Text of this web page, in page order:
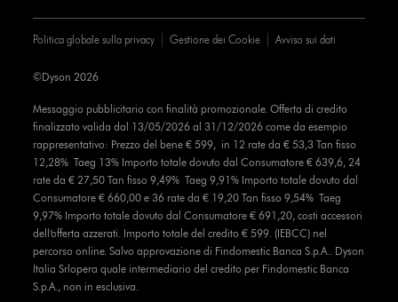
Politica globale sulla privacy Gestione dei Cookie Avviso sui dati
Messaggio pubblicitario con finalità promozionale. Offerta di credito
finalizzato valida dal 13/05/2026 al 31/12/2026 come da esempio
rappresentativo: Prezzo del bene € 599, in 12 rate da € 53,3 Tan fisso
12,28% Taeg 13% Importo totale dovuto dal Consumatore € 639,6, 24
rate da € 27,50 Tan fisso 9,49% Taeg 9,91% Importo totale dovuto dal
Consumatore € 660,00 e 36 rate da € 19,20 Tan fisso 9,54% Taeg
9,97% Importo totale dovuto dal Consumatore € 691,20, costi accessori
dell’offerta azzerati. Importo totale del credito € 599. (IEBCC) nel
percorso online. Salvo approvazione di Findomestic Banca S.p.A.. Dyson
Italia Srlopera quale intermediario del credito per Findomestic Banca
S.p.A., non in esclusiva.
©Dyson 2026